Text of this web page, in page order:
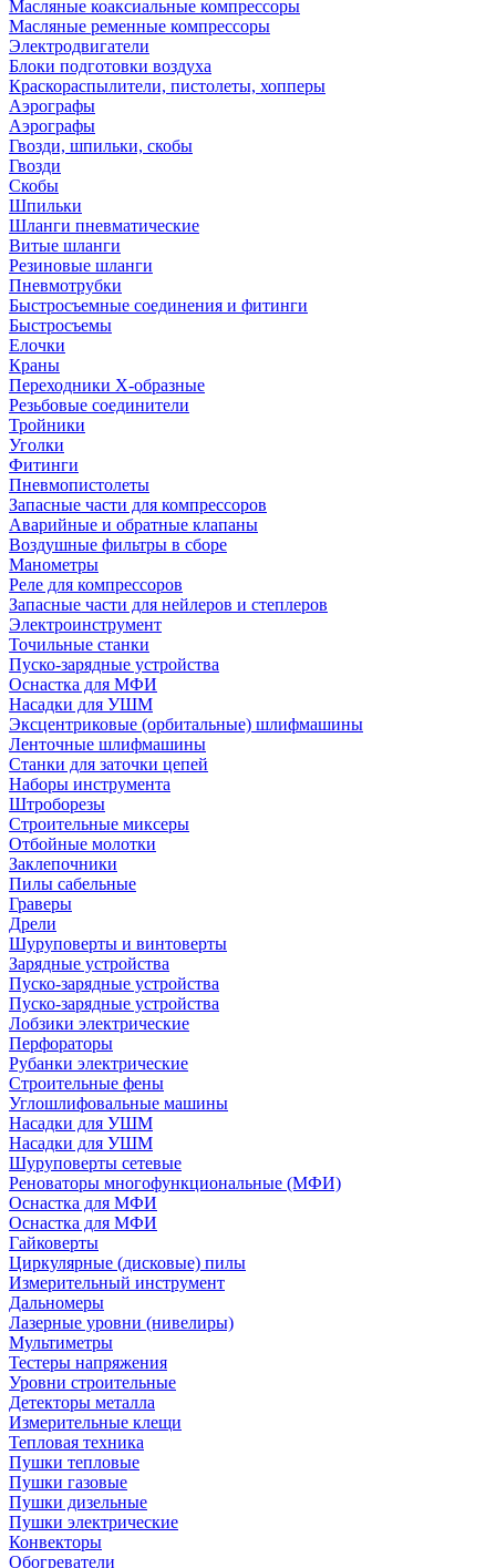
Масляные коаксиальные компрессоры
Масляные ременные компрессоры
Электродвигатели
Блоки подготовки воздуха
Краскораспылители, пистолеты, хопперы
Аэрографы
Аэрографы
Гвозди, шпильки, скобы
Гвозди
Скобы
Шпильки
Шланги пневматические
Витые шланги
Резиновые шланги
Пневмотрубки
Быстросъемные соединения и фитинги
Быстросъемы
Елочки
Краны
Переходники Х-образные
Резьбовые соединители
Тройники
Уголки
Фитинги
Пневмопистолеты
Запасные части для компрессоров
Аварийные и обратные клапаны
Воздушные фильтры в сборе
Манометры
Реле для компрессоров
Запасные части для нейлеров и степлеров
Электроинструмент
Точильные станки
Пуско-зарядные устройства
Оснастка для МФИ
Насадки для УШМ
Эксцентриковые (орбитальные) шлифмашины
Ленточные шлифмашины
Станки для заточки цепей
Наборы инструмента
Штроборезы
Строительные миксеры
Отбойные молотки
Заклепочники
Пилы сабельные
Граверы
Дрели
Шуруповерты и винтоверты
Зарядные устройства
Пуско-зарядные устройства
Пуско-зарядные устройства
Лобзики электрические
Перфораторы
Рубанки электрические
Строительные фены
Углошлифовальные машины
Насадки для УШМ
Насадки для УШМ
Шуруповерты сетевые
Реноваторы многофункциональные (МФИ)
Оснастка для МФИ
Оснастка для МФИ
Гайковерты
Циркулярные (дисковые) пилы
Измерительный инструмент
Дальномеры
Лазерные уровни (нивелиры)
Мультиметры
Тестеры напряжения
Уровни строительные
Детекторы металла
Измерительные клещи
Тепловая техника
Пушки тепловые
Пушки газовые
Пушки дизельные
Пушки электрические
Конвекторы
Обогреватели